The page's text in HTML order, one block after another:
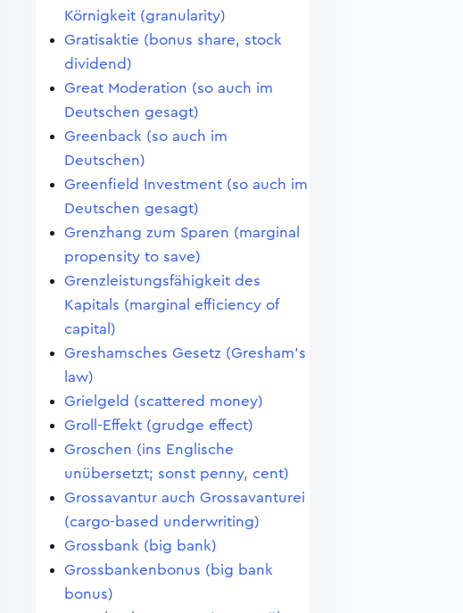
Körnigkeit (granularity)
Gratisaktie (bonus share, stock
dividend)
Great Moderation (so auch im
Deutschen gesagt)
Greenback (so auch im
Deutschen)
Greenfield Investment (so auch im
Deutschen gesagt)
Grenzhang zum Sparen (marginal
propensity to save)
Grenzleistungsfähigkeit des
Kapitals (marginal efficiency of
capital)
Greshamsches Gesetz (Gresham's
law)
Grielgeld (scattered money)
Groll-Effekt (grudge effect)
Groschen (ins Englische
unübersetzt; sonst penny, cent)
Grossavantur auch Grossavanturei
(cargo-based underwriting)
Grossbank (big bank)
Grossbankenbonus (big bank
bonus)